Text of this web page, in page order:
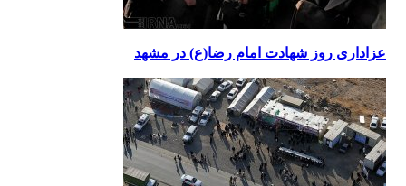
عزاداری روز شهادت امام رضا(ع) در مشهد